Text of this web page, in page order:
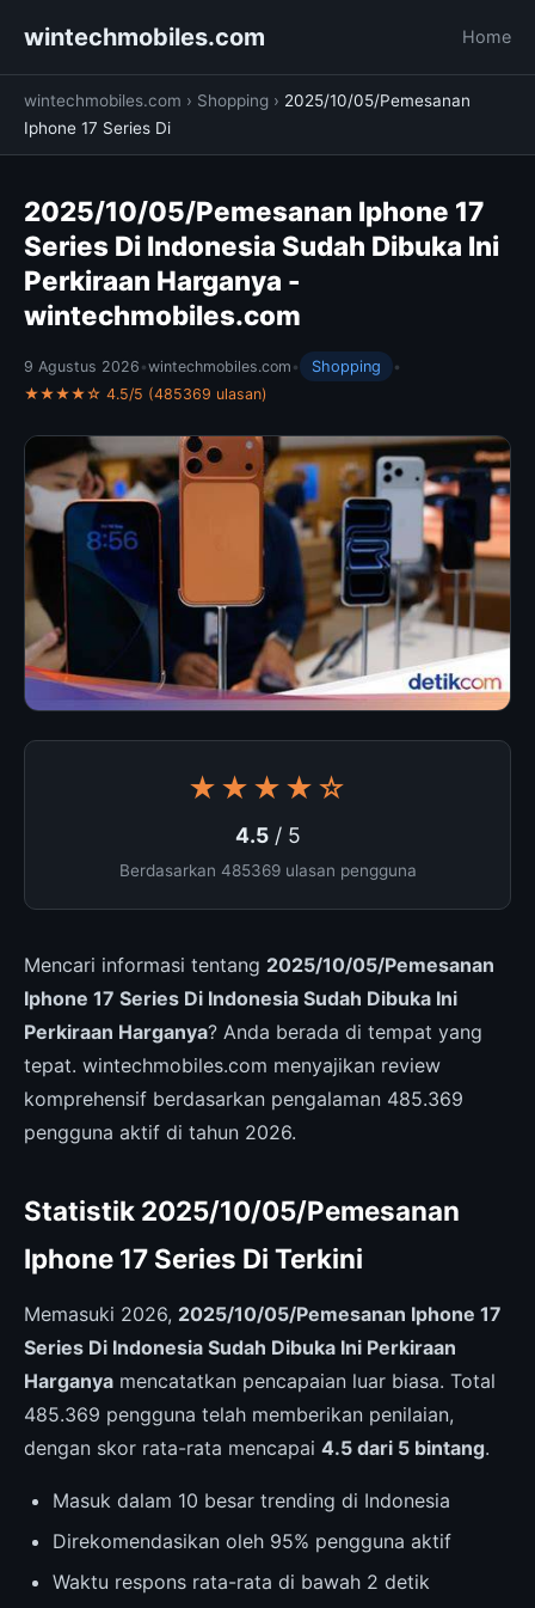
wintechmobiles.com Home
wintechmobiles.com › Shopping › 2025/10/05/Pemesanan
Iphone 17 Series Di
2025/10/05/Pemesanan Iphone 17
Series Di Indonesia Sudah Dibuka Ini
Perkiraan Harganya -
wintechmobiles.com
9 Agustus 2026 •wintechmobiles.com • Shopping
•
★★★★☆ 4.5/5 (485369 ulasan)
★★★★☆
4.5/ 5
Berdasarkan 485369 ulasan pengguna
Mencari informasi tentang 2025/10/05/Pemesanan
Iphone 17 Series Di Indonesia Sudah Dibuka Ini
Perkiraan Harganya? Anda berada di tempat yang
tepat. wintechmobiles.com menyajikan review
komprehensif berdasarkan pengalaman 485.369
pengguna aktif di tahun 2026.
Statistik 2025/10/05/Pemesanan
Iphone 17 Series Di Terkini
Memasuki 2026, 2025/10/05/Pemesanan Iphone 17
Series Di Indonesia Sudah Dibuka Ini Perkiraan
Harganya mencatatkan pencapaian luar biasa. Total
485.369 pengguna telah memberikan penilaian,
dengan skor rata-rata mencapai 4.5 dari 5 bintang.
Masuk dalam 10 besar trending di Indonesia
Direkomendasikan oleh 95% pengguna aktif
Waktu respons rata-rata di bawah 2 detik